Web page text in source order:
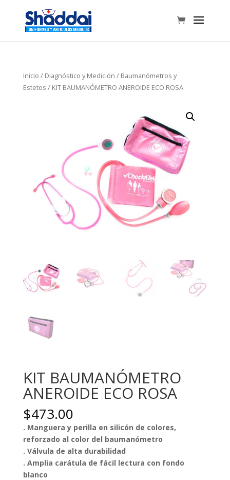
Inicio / Diagnóstico y Medición / Baumanómetros y
Estetos / KIT BAUMANÓMETRO ANEROIDE ECO ROSA
KIT BAUMANÓMETRO
ANEROIDE ECO ROSA
$473.00
. Manguera y perilla en silicón de colores,
reforzado al color del baumanómetro
. Válvula de alta durabilidad
. Amplia carátula de fácil lectura con fondo
blanco